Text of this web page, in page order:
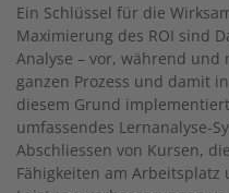
Ein Schlüssel für die
Maximierung des ROI sind
Analyse – vor, während und
ganzen Prozess und damit
diesem Grund
umfassendes Lernanalyse-
Abschliessen von Kursen,
Fähigkeiten am